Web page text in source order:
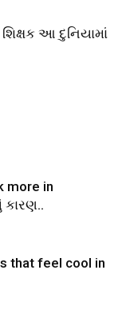
આ દુનિયામાં
more in
that feel cool in